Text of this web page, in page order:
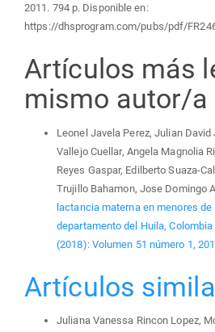
2011. 794 p. Disponible en:
https://dhsprogram.com/pubs/pdf/
Artículos más
mismo autor/a
Leonel Javela Perez, Julian
Vallejo Cuellar, Angela Magnolia
Reyes Gaspar, Edilberto Suaza-
Trujillo Bahamon, Jose Domingo
lactancia materna en menores de
departamento del Huila, Colombia
(2018): Volumen 51 número 1,
Artículos
Juliana Vanessa Rincon Lopez,